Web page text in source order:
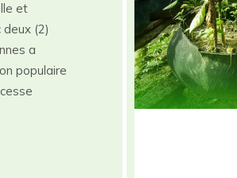
et
(2)
a
populaire